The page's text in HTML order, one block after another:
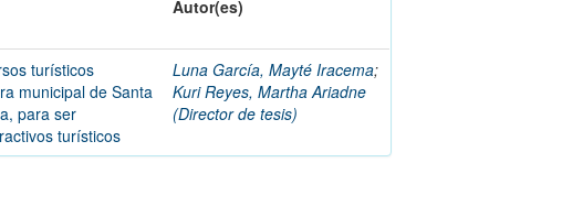
Autor(es)
turísticos
municipal de Santa
para ser
turísticos
Luna García, Mayté Iracema;
Kuri Reyes, Martha Ariadne
(Director de tesis)